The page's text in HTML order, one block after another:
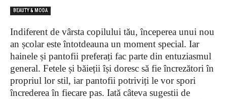
BEAUTY & MODA
Indiferent de vârsta copilului tău, începerea unui nou
an școlar este întotdeauna un moment special. Iar
hainele și pantofii preferați fac parte din entuziasmul
general. Fetele și băieții își doresc să fie încrezători în
propriul lor stil, iar pantofii potriviți le vor spori
încrederea în fiecare pas. Iată câteva sugestii de